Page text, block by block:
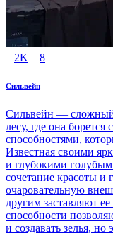
2K 8
Сильвейн
Сильвейн —
лесу, где она
способностями,
Известная своими
и глубокими
сочетание красоты и
очаровательную
другим заставляют
способности
и создавать зелья,